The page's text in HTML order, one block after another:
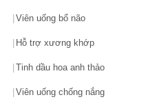
Viên uống bổ não
Hỗ trợ xương khớp
Tinh dầu hoa anh thảo
Viên uống chống nắng